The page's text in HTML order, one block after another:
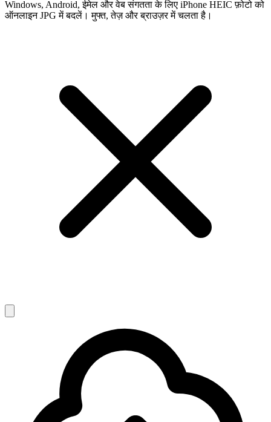
Windows, Android, ईमेल और वेब संगतता के लिए iPhone HEIC फ़ोटो को
ऑनलाइन JPG में बदलें। मुफ्त, तेज़ और ब्राउज़र में चलता है।